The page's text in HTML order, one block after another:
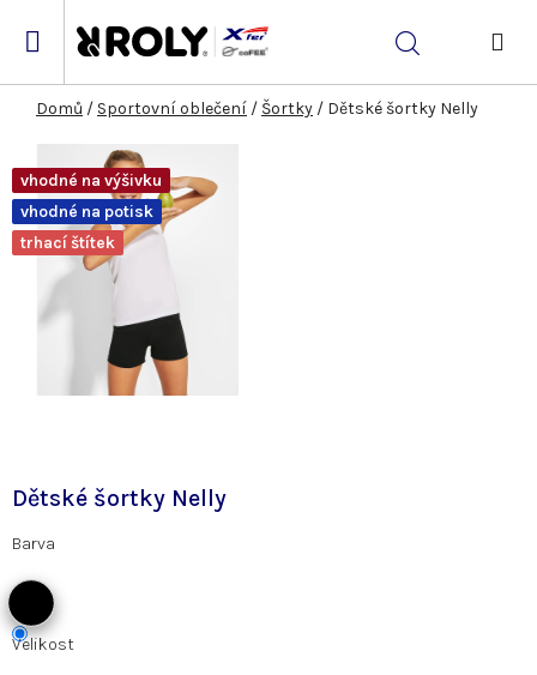
Hledat
Domů / Sportovní oblečení / Šortky / Dětské šortky Nelly
Dětské šortky Nelly
Barva
Velikost
vhodné na výšivku
vhodné na potisk
trhací štítek